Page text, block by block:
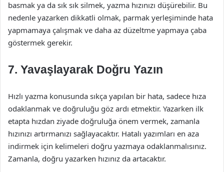
basmak ya da sık sık silmek, yazma hızınızı düşürebilir. Bu
nedenle yazarken dikkatli olmak, parmak yerleşiminde hata
yapmamaya çalışmak ve daha az düzeltme yapmaya çaba
göstermek gerekir.
7. Yavaşlayarak Doğru Yazın
Hızlı yazma konusunda sıkça yapılan bir hata, sadece hıza
odaklanmak ve doğruluğu göz ardı etmektir. Yazarken ilk
etapta hızdan ziyade doğruluğa önem vermek, zamanla
hızınızı artırmanızı sağlayacaktır. Hatalı yazımları en aza
indirmek için kelimeleri doğru yazmaya odaklanmalısınız.
Zamanla, doğru yazarken hızınız da artacaktır.